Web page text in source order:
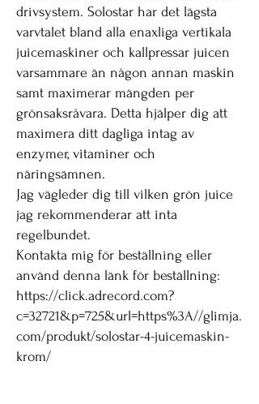
drivsystem. Solostar har det lägsta
varvtalet bland alla enaxliga vertikala
juicemaskiner och kallpressar juicen
varsammare än någon annan maskin
samt maximerar mängden per
grönsaksråvara. Detta hjälper dig att
maximera ditt dagliga intag av
enzymer, vitaminer och
näringsämnen.
Jag vägleder dig till vilken grön juice
jag rekommenderar att inta
regelbundet.
Kontakta mig för beställning eller
använd denna länk för beställning:
https://click.adrecord.com?
c=32721&p=725&url=https%3A//glimja.
com/produkt/solostar-4-juicemaskin-
krom/